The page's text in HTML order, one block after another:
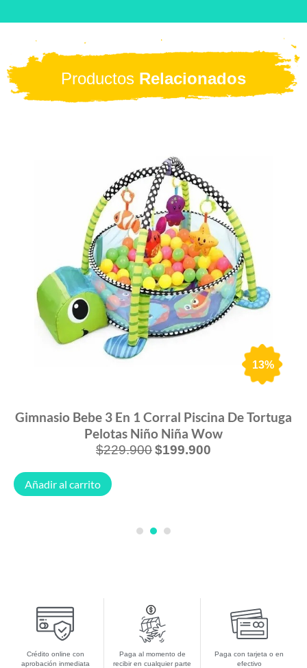
Productos Relacionados
13%
Gimnasio Bebe 3 En 1 Corral Piscina De Tortuga
Pelotas Niño Niña Wow
$229.900$199.900
Añadir al carrito
Crédito online con
aprobación inmediata
Paga al momento de
recibir en cualquier parte
Paga con tarjeta o en
efectivo